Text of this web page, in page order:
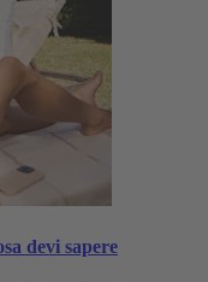
devi sapere